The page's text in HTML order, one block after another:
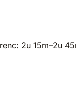
2u 15m–2u